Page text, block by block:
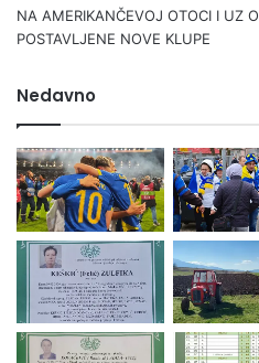
NA AMERIKANČEVOJ OTOCI I UZ
POSTAVLJENE NOVE KLUPE
Nedavno